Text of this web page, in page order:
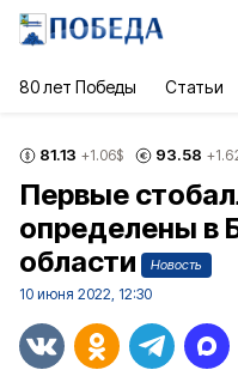
80 лет Победы Статьи
81.13 +1.06$ 93.58
Первые
определены в
области
Новость
10 июня 2022, 12:30